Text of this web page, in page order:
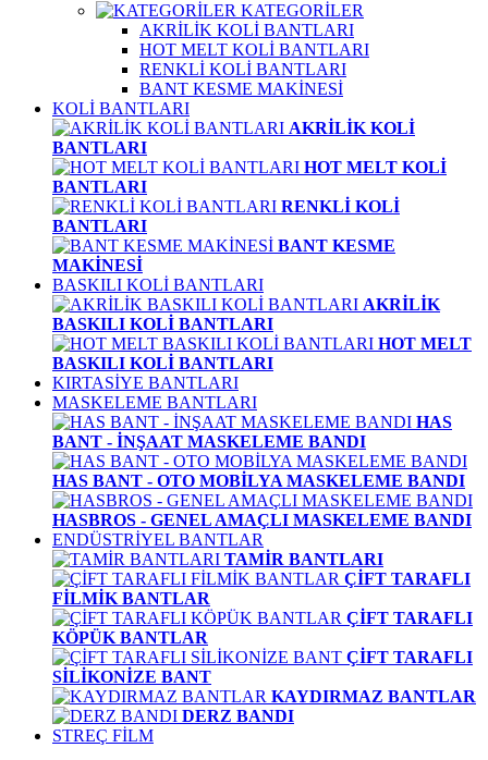
KATEGORİLER
AKRİLİK KOLİ BANTLARI
HOT MELT KOLİ BANTLARI
RENKLİ KOLİ BANTLARI
BANT KESME MAKİNESİ
KOLİ BANTLARI
AKRİLİK KOLİ
BANTLARI
HOT MELT KOLİ
BANTLARI
RENKLİ KOLİ
BANTLARI
BANT KESME
MAKİNESİ
BASKILI KOLİ BANTLARI
AKRİLİK
BASKILI KOLİ BANTLARI
HOT MELT
BASKILI KOLİ BANTLARI
KIRTASİYE BANTLARI
MASKELEME BANTLARI
HAS
BANT - İNŞAAT MASKELEME BANDI
HAS BANT - OTO MOBİLYA MASKELEME BANDI
HASBROS - GENEL AMAÇLI MASKELEME BANDI
ENDÜSTRİYEL BANTLAR
TAMİR BANTLARI
ÇİFT TARAFLI
FİLMİK BANTLAR
ÇİFT TARAFLI
KÖPÜK BANTLAR
ÇİFT TARAFLI
SİLİKONİZE BANT
KAYDIRMAZ BANTLAR
DERZ BANDI
STREÇ FİLM